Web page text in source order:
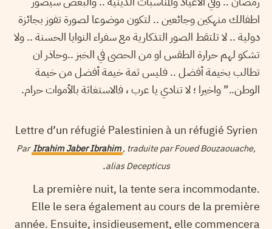
اطفالك منهكين وجائعين .. لتكون موضوعا لصورة تفوز بجائزة
دولية .. لا تلتقط الصور التذكارية مع سفراء النوايا الحسنة .. ولا
تشكو لهم حرارة الطقس او من الحصى في الخبز ..وحاذر ان
تطالب بخيمة أفضل .. فليس ثمة خيمة أفضل من خيمة
الوطن..” واخيرا ؛ لا تنادي يا عرب ، فالاستغاثة بالأموات حرام.‏
Lettre d’un réfugié Palestinien à un réfugié Syrien
ParIbrahim Jaber Ibrahim, traduite par Foued Bouzaouache,
alias Decepticus
.
La première nuit, la tente sera incommodante.
Elle le sera également au cours de la première
année. Ensuite, insidieusement, elle commencera